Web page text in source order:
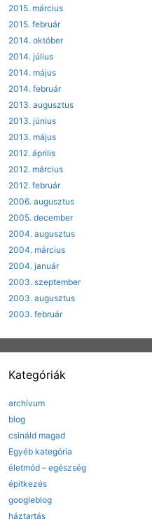
2015. március
2015. február
2014. október
2014. július
2014. május
2014. február
2013. augusztus
2013. június
2013. május
2012. április
2012. március
2012. február
2006. augusztus
2005. december
2004. augusztus
2004. március
2004. január
2003. szeptember
2003. augusztus
2003. február
Kategóriák
archívum
blog
csináld magad
Egyéb kategória
életmód – egészség
építkezés
googleblog
háztartás